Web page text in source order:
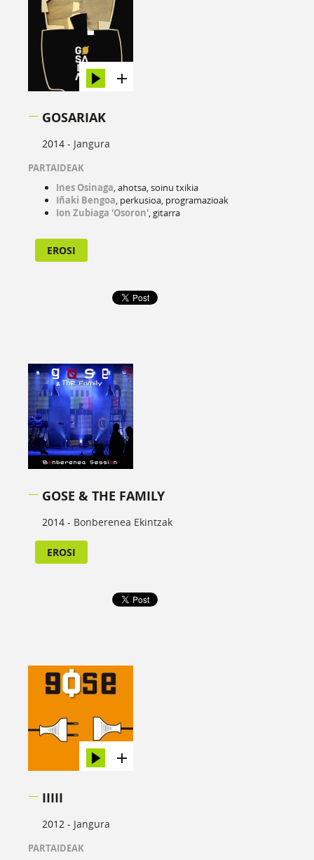
GOSARIAK
2014 - Jangura
PARTAIDEAK
Ines Osinaga, ahotsa, soinu txikia
Iñaki Bengoa, perkusioa, programazioak
Ion Zubiaga 'Osoron', gitarra
EROSI
GOSE & THE FAMILY
2014 - Bonberenea Ekintzak
EROSI
IIIII
2012 - Jangura
PARTAIDEAK